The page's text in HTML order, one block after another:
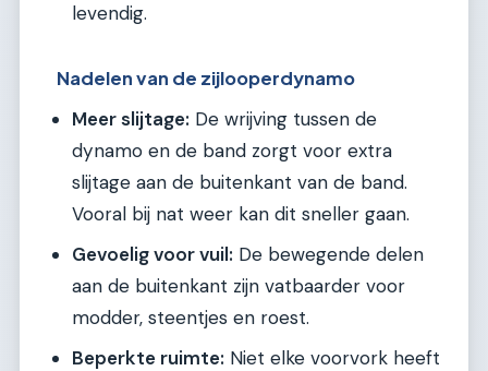
levendig.
Nadelen van de zijlooperdynamo
Meer slijtage: De wrijving tussen de
dynamo en de band zorgt voor extra
slijtage aan de buitenkant van de band.
Vooral bij nat weer kan dit sneller gaan.
Gevoelig voor vuil: De bewegende delen
aan de buitenkant zijn vatbaarder voor
modder, steentjes en roest.
Beperkte ruimte: Niet elke voorvork heeft